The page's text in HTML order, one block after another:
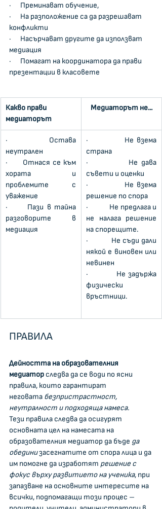
·      Преминават обучение,
·      На разположение са да разрешават
конфликти
·      Насърчават другите да използват
медиация
·      Помагат на координатора да прави
презентации в класовете
Какво прави
медиаторът
Медиаторът не...
·      Остава
неутрален
·      Отнася се към
хората и
проблемите с
уважение
·      Пази в тайна
разговорите в
медиация
·            Не взема
страна
·            Не дава
съвети и оценки
·            Не взема
решение по спора
·            Не предлага и
не налага решение
на спорещите.
·            Не съди дали
някой е виновен или
невинен
·            Не задържа
физически
връстници.
ПРАВИЛА
Дейността на образователния
медиатор следва да се води по ясни
правила, които гарантират
неговата безпристрастност,
неутралност и подходяща намеса.
Тези правила следва да осигурят
основната цел на намесата на
образователния медиатор да бъде да
обедини засегнатите от спора лица и да
им помогне да изработят решение с
фокус върху развитието на ученика, при
запазване на основните интересите на
всички, подпомагащи този процес –